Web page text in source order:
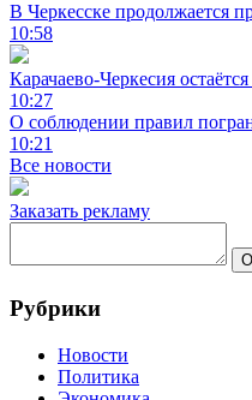
В Черкесске продолжается
10:58
Карачаево-Черкесия
10:27
О соблюдении правил
10:21
Все новости
Заказать рекламу
Рубрики
Новости
Политика